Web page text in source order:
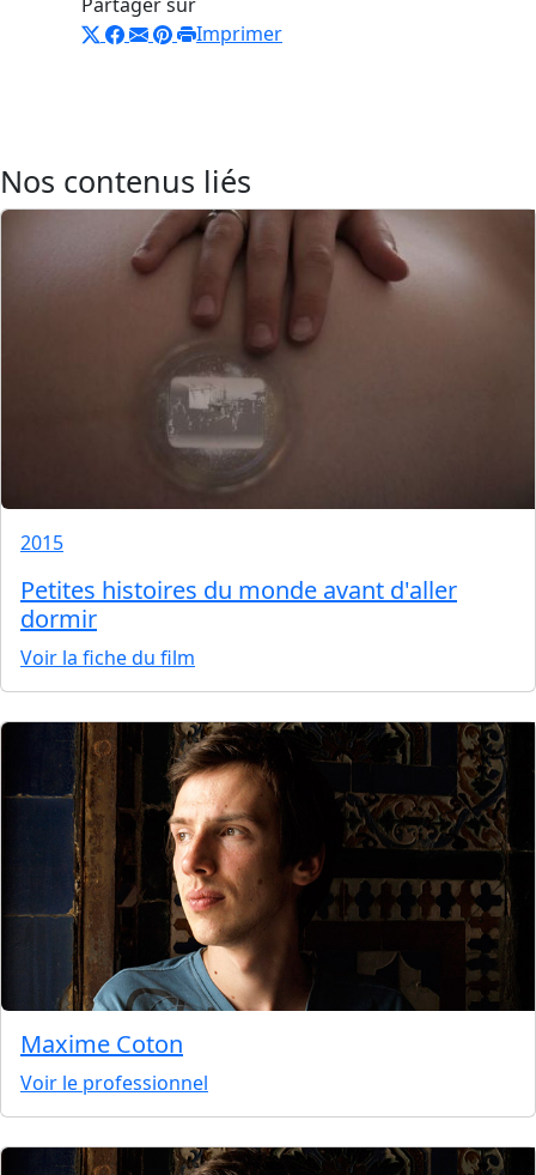
Imprimer
Nos contenus liés
2015
Petites histoires du monde avant d'aller
dormir
Voir la fiche du film
Maxime Coton
Voir le professionnel